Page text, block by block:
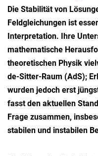
Die Stabilität von
Feldgleichungen ist
Interpretation. Ihre
mathematische
theoretischen Physik
de-Sitter-Raum (AdS);
wurden jedoch erst
fasst den aktuellen
Frage zusammen,
stabilen und instabilen